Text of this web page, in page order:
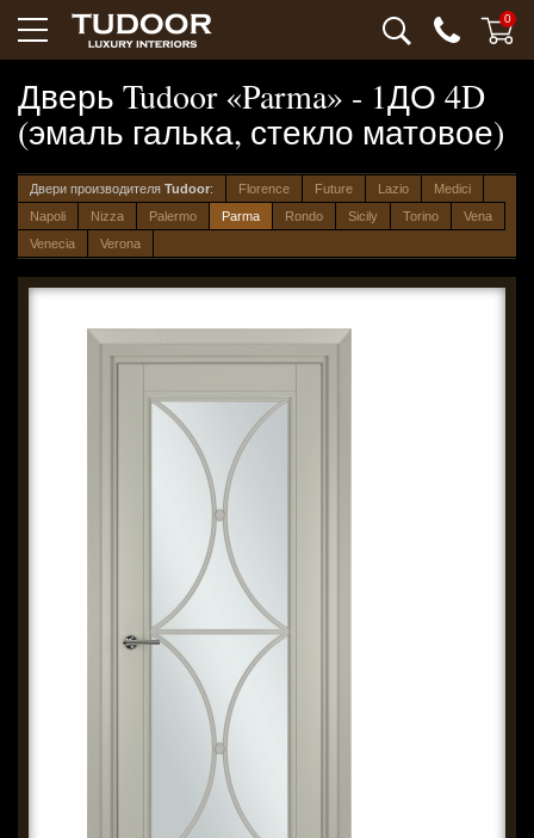
0
Дверь Tudoor «Parma» - 1ДО 4D
(эмаль галька, стекло матовое)
Двери производителя Tudoor: Florence Future Lazio
Medici
Napoli
Nizza Palermo Parma Rondo Sicily Torino
Vena
Venecia
Verona